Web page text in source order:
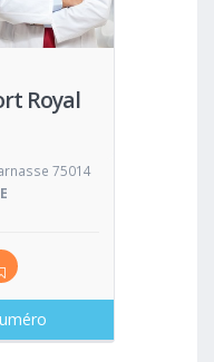
Royal
75014